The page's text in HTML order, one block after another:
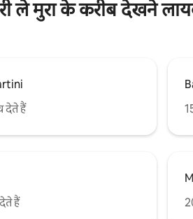
ले मुरा के करीब देखने
देते हैं
हैं